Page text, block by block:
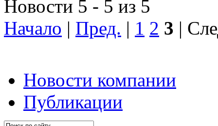
Новости 5 - 5 из 5
Начало | Пред. | 1 2 3 |
Новости компании
Публикации